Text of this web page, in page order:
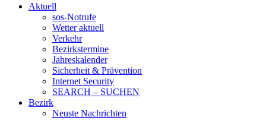
Aktuell
sos-Notrufe
Wetter aktuell
Verkehr
Bezirkstermine
Jahreskalender
Sicherheit & Prävention
Internet Security
SEARCH – SUCHEN
Bezirk
Neuste Nachrichten